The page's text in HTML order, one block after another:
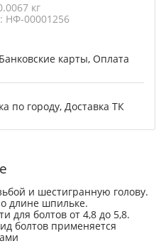
кг
НФ-00001256
карты, Оплата
по городу, Доставка ТК
и шестигранную голову.
длине шпильке.
для болтов от 4,8 до 5,8.
болтов применяется